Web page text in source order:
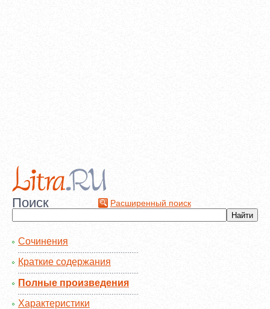
Поиск Расширенный поиск
Сочинения
Краткие содержания
Полные произведения
Характеристики